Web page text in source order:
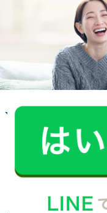
ご利
お掃除
30代 共働き 子育て中
普段できない時間を過
とても充実しました。
お掃除